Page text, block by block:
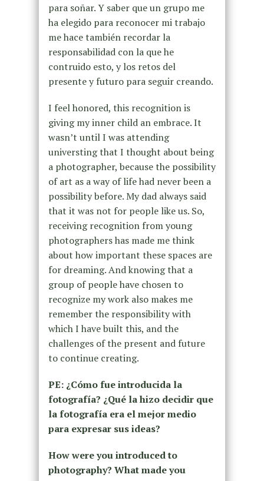
para soñar. Y saber que un grupo me
ha elegido para reconocer mi trabajo
me hace también recordar la
responsabilidad con la que he
contruido esto, y los retos del
presente y futuro para seguir creando.
I feel honored, this recognition is
giving my inner child an embrace. It
wasn’t until I was attending
universting that I thought about ​​being
a photographer, because the possibility
of art as a way of life had never been a
possibility before. My dad always said
that it was not for people like us. So,
receiving recognition from young
photographers has made me think
about how important these spaces are
for dreaming. And knowing that a
group of people have chosen to
recognize my work also makes me
remember the responsibility with
which I have built this, and the
challenges of the present and future
to continue creating.
PE: ¿Cómo fue introducida la
fotografía? ¿Qué la hizo decidir que
la fotografía era el mejor medio
para expresar sus ideas?
How were you introduced to
photography? What made you